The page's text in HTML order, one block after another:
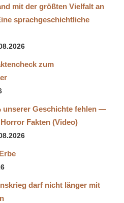
mit der größten Vielfalt an
sprachgeschichtliche
zum
unserer Geschichte fehlen —
Fakten (Video)
darf nicht länger mit